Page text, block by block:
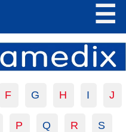
☰
F G H I J
P Q R S